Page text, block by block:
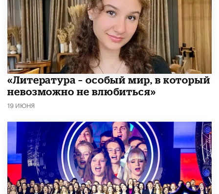
​«Литература – особый мир, в который
невозможно не влюбиться»
19 ИЮНЯ